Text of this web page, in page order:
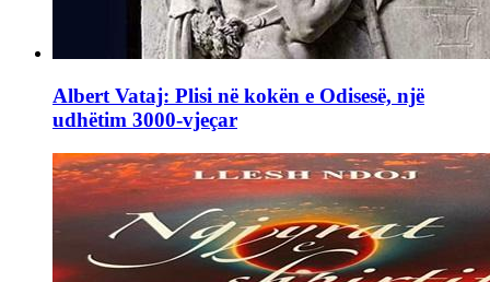
Albert Vataj: Plisi në kokën e Odisesë, një
udhëtim 3000-vjeçar